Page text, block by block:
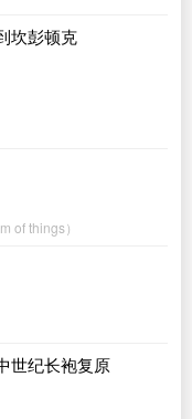
坎彭顿克
of things）
世纪长袍复原